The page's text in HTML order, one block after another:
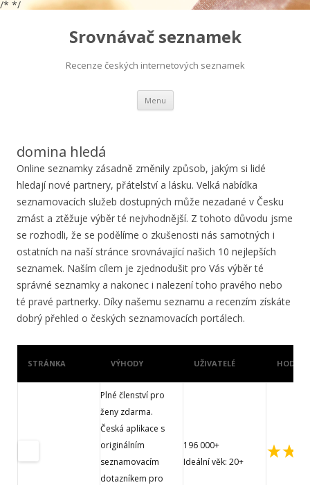
/* */
Srovnávač seznamek
Recenze českých internetových seznamek
Menu Přejít
obsahu
domina hledá
Online seznamky zásadně změnily způsob, jakým si lidé
hledají nové partnery, přátelství a lásku. Velká nabídka
seznamovacích služeb dostupných může nezadané v Česku
zmást a ztěžuje výběr té nejvhodnější. Z tohoto důvodu jsme
se rozhodli, že se podělíme o zkušenosti nás samotných i
ostatních na naší stránce srovnávající našich 10 nejlepších
seznamek. Naším cílem je zjednodušit pro Vás výběr té
správné seznamky a nakonec i nalezení toho pravého nebo
té pravé partnerky. Díky našemu seznamu a recenzím získáte
dobrý přehled o českých seznamovacích portálech.
STRÁNKA VÝHODY UŽIVATELÉ
Plné členství pro
ženy zdarma.
Česká aplikace s
originálním
seznamovacím
dotazníkem pro
196 000+
Ideální věk: 20+